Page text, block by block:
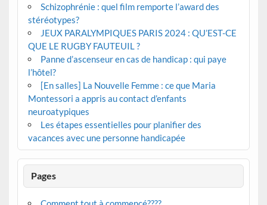
Schizophrénie : quel film remporte l’award des
stéréotypes?
JEUX PARALYMPIQUES PARIS 2024 : QU’EST-CE
QUE LE RUGBY FAUTEUIL ?
Panne d’ascenseur en cas de handicap : qui paye
l’hôtel?
[En salles] La Nouvelle Femme : ce que Maria
Montessori a appris au contact d’enfants
neuroatypiques
Les étapes essentielles pour planifier des
vacances avec une personne handicapée
Pages